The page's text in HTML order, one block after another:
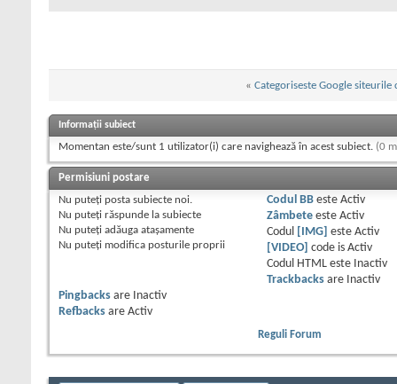
« Categoriseste Google
Informații subiect
Momentan este/sunt 1 utilizator(i) care navighează în acest subiect. (0
Permisiuni postare
Nu puteţi posta subiecte noi.
Nu puteţi răspunde la subiecte
Nu puteţi adăuga ataşamente
Nu puteţi modifica posturile proprii
Codul BBeste Activ
Zâmbeteeste Activ
Codul
[IMG] este Activ
[VIDEO] code is Activ
Codul HTML este
Inactiv
Trackbacksare
Inactiv
Pingbacks are
Inactiv
Refbacks are Activ
Reguli Forum